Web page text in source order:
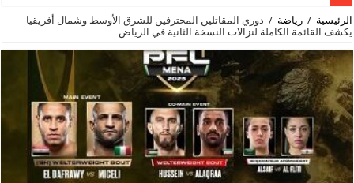
الرئيسية / رياضة / دوري المقاتلين المحترفين للشرق الأوسط وشمال أفريقيا
يكشف القائمة الكاملة لنزالات النسخة الثانية في الرياض